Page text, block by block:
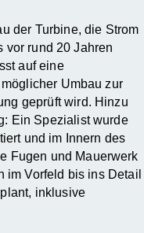
der Turbine, die Strom
vor rund 20 Jahren
auf eine
Umbau zur
geprüft wird. Hinzu
Ein Spezialist wurde
und im Innern des
Fugen und Mauerwerk
im Vorfeld bis ins Detail
inklusive